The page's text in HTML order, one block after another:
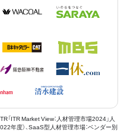
ITR Market View：人材管理市場2024」人
年度）、SaaS型人材管理市場：ベンダー別